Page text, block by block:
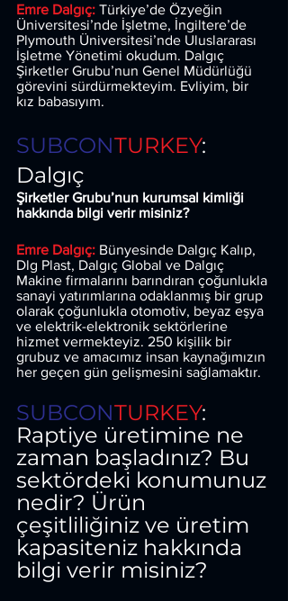
Emre Dalgıç: Türkiye’de Özyeğin
Üniversitesi’nde İşletme, İngiltere’de
Plymouth Üniversitesi’nde Uluslararası
İşletme Yönetimi okudum. Dalgıç
Şirketler Grubu’nun Genel Müdürlüğü
görevini sürdürmekteyim. Evliyim, bir
kız babasıyım.
SUBCONTURKEY:
Dalgıç
Şirketler Grubu’nun kurumsal kimliği
hakkında bilgi verir misiniz?
Emre Dalgıç: Bünyesinde Dalgıç Kalıp,
Dlg Plast, Dalgıç Global ve Dalgıç
Makine firmalarını barındıran çoğunlukla
sanayi yatırımlarına odaklanmış bir grup
olarak çoğunlukla otomotiv, beyaz eşya
ve elektrik-elektronik sektörlerine
hizmet vermekteyiz. 250 kişilik bir
grubuz ve amacımız insan kaynağımızın
her geçen gün gelişmesini sağlamaktır.
SUBCONTURKEY:
Raptiye üretimine ne
zaman başladınız? Bu
sektördeki konumunuz
nedir? Ürün
çeşitliliğiniz ve üretim
kapasiteniz hakkında
bilgi verir misiniz?